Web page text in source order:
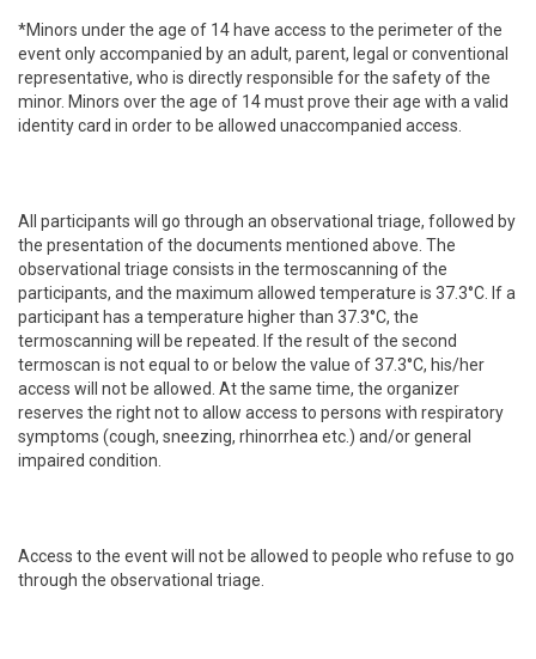
*Minors under the age of 14 have access to the perimeter of the
event only accompanied by an adult, parent, legal or conventional
representative, who is directly responsible for the safety of the
minor. Minors over the age of 14 must prove their age with a valid
identity card in order to be allowed unaccompanied access.
All participants will go through an observational triage, followed by
the presentation of the documents mentioned above. The
observational triage consists in the termoscanning of the
participants, and the maximum allowed temperature is 37.3°C. If a
participant has a temperature higher than 37.3°C, the
termoscanning will be repeated. If the result of the second
termoscan is not equal to or below the value of 37.3°C, his/her
access will not be allowed. At the same time, the organizer
reserves the right not to allow access to persons with respiratory
symptoms (cough, sneezing, rhinorrhea etc.) and/or general
impaired condition.
Access to the event will not be allowed to people who refuse to go
through the observational triage.